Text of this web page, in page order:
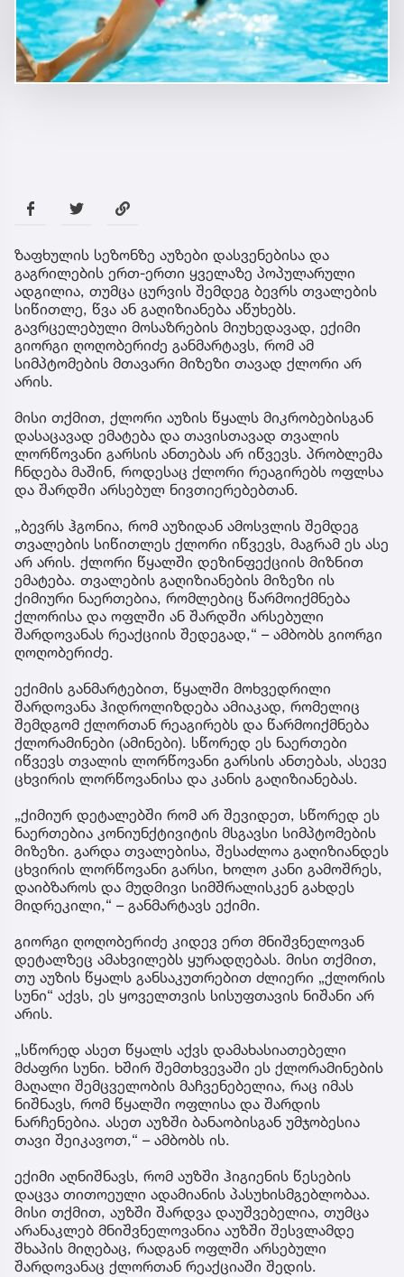
ზაფხულის სეზონზე აუზები დასვენებისა და
გაგრილების ერთ-ერთი ყველაზე პოპულარული
ადგილია, თუმცა ცურვის შემდეგ ბევრს თვალების
სიწითლე, წვა ან გაღიზიანება აწუხებს.
გავრცელებული მოსაზრების მიუხედავად, ექიმი
გიორგი ღოღობერიძე განმარტავს, რომ ამ
სიმპტომების მთავარი მიზეზი თავად ქლორი არ
არის.
მისი თქმით, ქლორი აუზის წყალს მიკრობებისგან
დასაცავად ემატება და თავისთავად თვალის
ლორწოვანი გარსის ანთებას არ იწვევს. პრობლემა
ჩნდება მაშინ, როდესაც ქლორი რეაგირებს ოფლსა
და შარდში არსებულ ნივთიერებებთან.
„ბევრს ჰგონია, რომ აუზიდან ამოსვლის შემდეგ
თვალების სიწითლეს ქლორი იწვევს, მაგრამ ეს ასე
არ არის. ქლორი წყალში დეზინფექციის მიზნით
ემატება. თვალების გაღიზიანების მიზეზი ის
ქიმიური ნაერთებია, რომლებიც წარმოიქმნება
ქლორისა და ოფლში ან შარდში არსებული
შარდოვანას რეაქციის შედეგად,“ – ამბობს გიორგი
ღოღობერიძე.
ექიმის განმარტებით, წყალში მოხვედრილი
შარდოვანა ჰიდროლიზდება ამიაკად, რომელიც
შემდგომ ქლორთან რეაგირებს და წარმოიქმნება
ქლორამინები (ამინები). სწორედ ეს ნაერთები
იწვევს თვალის ლორწოვანი გარსის ანთებას, ასევე
ცხვირის ლორწოვანისა და კანის გაღიზიანებას.
„ქიმიურ დეტალებში რომ არ შევიდეთ, სწორედ ეს
ნაერთებია კონიუნქტივიტის მსგავსი სიმპტომების
მიზეზი. გარდა თვალებისა, შესაძლოა გაღიზიანდეს
ცხვირის ლორწოვანი გარსი, ხოლო კანი გამოშრეს,
დაიბზაროს და მუდმივი სიმშრალისკენ გახდეს
მიდრეკილი,“ – განმარტავს ექიმი.
გიორგი ღოღობერიძე კიდევ ერთ მნიშვნელოვან
დეტალზეც ამახვილებს ყურადღებას. მისი თქმით,
თუ აუზის წყალს განსაკუთრებით ძლიერი „ქლორის
სუნი“ აქვს, ეს ყოველთვის სისუფთავის ნიშანი არ
არის.
„სწორედ ასეთ წყალს აქვს დამახასიათებელი
მძაფრი სუნი. ხშირ შემთხვევაში ეს ქლორამინების
მაღალი შემცველობის მაჩვენებელია, რაც იმას
ნიშნავს, რომ წყალში ოფლისა და შარდის
ნარჩენებია. ასეთ აუზში ბანაობისგან უმჯობესია
თავი შეიკავოთ,“ – ამბობს ის.
ექიმი აღნიშნავს, რომ აუზში ჰიგიენის წესების
დაცვა თითოეული ადამიანის პასუხისმგებლობაა.
მისი თქმით, აუზში შარდვა დაუშვებელია, თუმცა
არანაკლებ მნიშვნელოვანია აუზში შესვლამდე
შხაპის მიღებაც, რადგან ოფლში არსებული
შარდოვანაც ქლორთან რეაქციაში შედის.